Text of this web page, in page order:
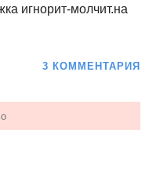
игнорит-молчит.на
3 КОММЕНТАРИЯ